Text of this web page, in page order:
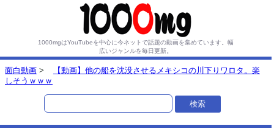
1000mgはYouTubeを中心に今ネットで話題の動画を集めています。 幅
広いジャンルを毎日更新。
面白動画 >
【動画】他の船を沈没させるメキシコの川下りワロタ。楽
しそうｗｗｗ